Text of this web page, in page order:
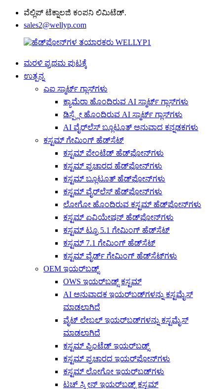
ವೆಲ್ಲಿಪ್ ಟೆಕ್ನಾಲಜಿ ಕಂಪನಿ ಲಿಮಿಟೆಡ್.
sales2@wellyp.com
ಮರಳಿ ಪ್ರಥಮ ಪುಟಕ್ಕೆ
ಉತ್ಪನ್ನ
ಎಐ ಸ್ಮಾರ್ಟ್ ಗ್ಲಾಸ್‌ಗಳು
ಕ್ಯಾಮೆರಾ ಹೊಂದಿರುವ AI ಸ್ಮಾರ್ಟ್ ಗ್ಲಾಸ್‌ಗಳು
ಡಿಸ್ಪ್ಲೇ ಹೊಂದಿರುವ AI ಸ್ಮಾರ್ಟ್ ಗ್ಲಾಸ್‌ಗಳು
AI ವೈರ್‌ಲೆಸ್ ಬ್ಲೂಟೂತ್ ಅನುವಾದ ಕನ್ನಡಕಗಳು
ಕಸ್ಟಮ್ ಗೇಮಿಂಗ್ ಹೆಡ್‌ಸೆಟ್
ಕಸ್ಟಮ್ ಪೇಂಟೆಡ್ ಹೆಡ್‌ಫೋನ್‌ಗಳು
ಕಸ್ಟಮ್ ಪ್ರಚಾರದ ಹೆಡ್‌ಫೋನ್‌ಗಳು
ಕಸ್ಟಮ್ ಬ್ಲೂಟೂತ್ ಹೆಡ್‌ಫೋನ್‌ಗಳು
ಕಸ್ಟಮ್ ವೈರ್‌ಲೆಸ್ ಹೆಡ್‌ಫೋನ್‌ಗಳು
ಲೋಗೋ ಹೊಂದಿರುವ ಕಸ್ಟಮ್ ಹೆಡ್‌ಫೋನ್‌ಗಳು
ಕಸ್ಟಮ್ ಏವಿಯೇಷನ್ ​​ಹೆಡ್‌ಫೋನ್‌ಗಳು
ಕಸ್ಟಮ್ ಟ್ರೂ 5.1 ಗೇಮಿಂಗ್ ಹೆಡ್‌ಸೆಟ್
ಕಸ್ಟಮ್ 7.1 ಗೇಮಿಂಗ್ ಹೆಡ್‌ಸೆಟ್
ಕಸ್ಟಮ್ ವೈರ್ಡ್ ಗೇಮಿಂಗ್ ಹೆಡ್‌ಸೆಟ್‌ಗಳು
OEM ಇಯರ್‌ಬಡ್ಸ್
OWS ಇಯರ್‌ಬಡ್ಸ್ ಕಸ್ಟಮ್
AI ಅನುವಾದಕ ಇಯರ್‌ಬಡ್‌ಗಳನ್ನು ಕಸ್ಟಮೈಸ್
ಮಾಡಲಾಗಿದೆ
ವೈಟ್ ಲೇಬಲ್ ಇಯರ್‌ಬಡ್‌ಗಳನ್ನು ಕಸ್ಟಮೈಸ್
ಮಾಡಲಾಗಿದೆ
ಕಸ್ಟಮ್ ಪ್ರಿಂಟೆಡ್ ಇಯರ್‌ಬಡ್ಸ್
ಕಸ್ಟಮ್ ಪ್ರಚಾರದ ಇಯರ್‌ಫೋನ್‌ಗಳು
ಕಸ್ಟಮ್ ಲೋಗೋ ಇಯರ್‌ಬಡ್‌ಗಳು
ಟಚ್ ಸ್ಕ್ರೀನ್ ಇಯರ್‌ಬಡ್ಸ್ ಕಸ್ಟಮ್